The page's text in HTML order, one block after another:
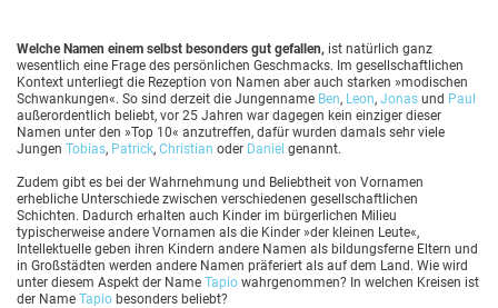
Welche Namen einem selbst besonders gut gefallen, ist natürlich ganz
wesentlich eine Frage des persönlichen Geschmacks. Im gesellschaftlichen
Kontext unterliegt die Rezeption von Namen aber auch starken »modischen
Schwankungen«. So sind derzeit die Jungenname Ben, Leon, Jonas und Paul
außerordentlich beliebt, vor 25 Jahren war dagegen kein einziger dieser
Namen unter den »Top 10« anzutreffen, dafür wurden damals sehr viele
Jungen Tobias, Patrick, Christian oder Daniel genannt.
Zudem gibt es bei der Wahrnehmung und Beliebtheit von Vornamen
erhebliche Unterschiede zwischen verschiedenen gesellschaftlichen
Schichten. Dadurch erhalten auch Kinder im bürgerlichen Milieu
typischerweise andere Vornamen als die Kinder »der kleinen Leute«,
Intellektuelle geben ihren Kindern andere Namen als bildungsferne Eltern und
in Großstädten werden andere Namen präferiert als auf dem Land. Wie wird
unter diesem Aspekt der Name Tapio wahrgenommen? In welchen Kreisen ist
der Name Tapio besonders beliebt?